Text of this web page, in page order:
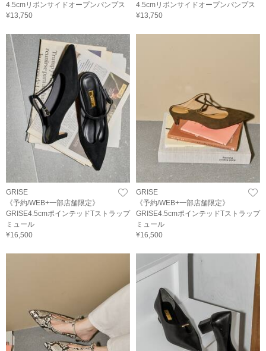
4.5cmリボンサイドオープンパンプス
¥13,750
4.5cmリボンサイドオープンパンプス
¥13,750
GRISE
《予約/WEB+一部店舗限定》
GRISE4.5cmポインテッドTストラップ
ミュール
¥16,500
GRISE
《予約/WEB+一部店舗限定》
GRISE4.5cmポインテッドTストラップ
ミュール
¥16,500